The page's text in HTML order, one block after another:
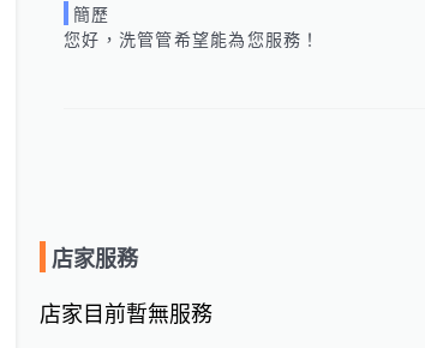
簡歷
您好， 洗管管希望能為您服務！
店家服務
店家目前暫無服務